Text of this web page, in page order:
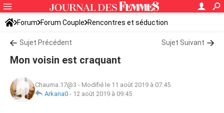
Forum Forum Couple Rencontres et séduction
Sujet Précédent Sujet Suivant
Mon voisin est craquant
Chauma.17@3 - Modifié le 11 août 2019 à 07:45
Arkana0 - 12 août 2019 à 09:45